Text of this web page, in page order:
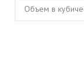
Объем в